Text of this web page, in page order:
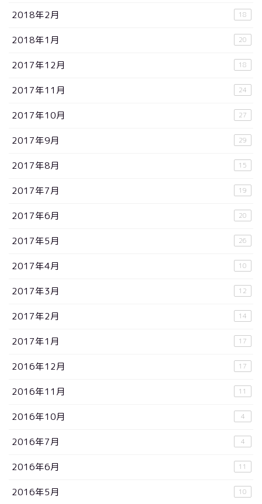
2018年2月 18
2018年1月 20
2017年12月 18
2017年11月 24
2017年10月 27
2017年9月 29
2017年8月 15
2017年7月 19
2017年6月 20
2017年5月 26
2017年4月 10
2017年3月 12
2017年2月 14
2017年1月 17
2016年12月 17
2016年11月 11
2016年10月 4
2016年7月 4
2016年6月 11
2016年5月 10